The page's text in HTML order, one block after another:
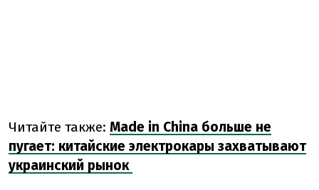
Читайте также: Made in China больше не
пугает: китайские электрокары захватывают
украинский рынок